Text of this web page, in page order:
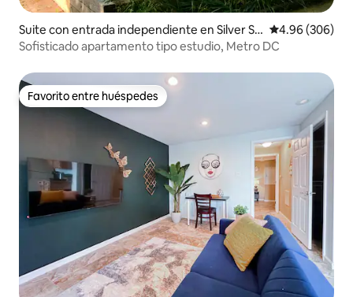
Suite con entrada independiente en Silver Sp
ring
Calificación
4.96 (306)
Sofisticado apartamento tipo estudio, Metro DC
Favorito entre huéspedes
Favorito entre huéspedes